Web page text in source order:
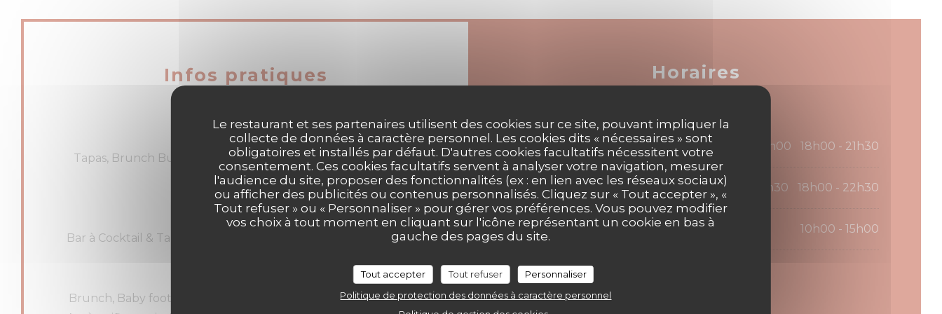
Le restaurant et ses partenaires utilisent des cookies sur ce site, pouvant impliquer la
collecte de données à caractère personnel. Les cookies dits « nécessaires » sont
obligatoires et installés par défaut. D'autres cookies facultatifs nécessitent votre
consentement. Ces cookies facultatifs servent à analyser votre navigation, mesurer
l'audience du site, proposer des fonctionnalités (ex : en lien avec les réseaux sociaux)
ou afficher des publicités ou contenus personnalisés. Cliquez sur « Tout accepter », «
Tout refuser » ou « Personnaliser » pour gérer vos préférences. Vous pouvez modifier
vos choix à tout moment en cliquant sur l'icône représentant un cookie en bas à
gauche des pages du site.
Tout accepter Tout refuser
Personnaliser
Politique de protection des données à caractère personnel
Infos pratiques
Cuisine
Tapas, Brunch Burger, Brunch , Cuisine à partager, Cuisine de
marché
Type de restaurant
Bar à Cocktail & Tapas, Apero, Restaurant / Cocktail Bar / Brunch
Brunch, Baby foot, Happy Hour Cocktail, Ouvert les jours fériés,
Horaires
Lun-Jeu 10h00 - 14h00 18h00 - 21h30
Ven-Sam 10h00 - 14h30 18h00 - 22h30
Dimanche 10h00 - 15h00